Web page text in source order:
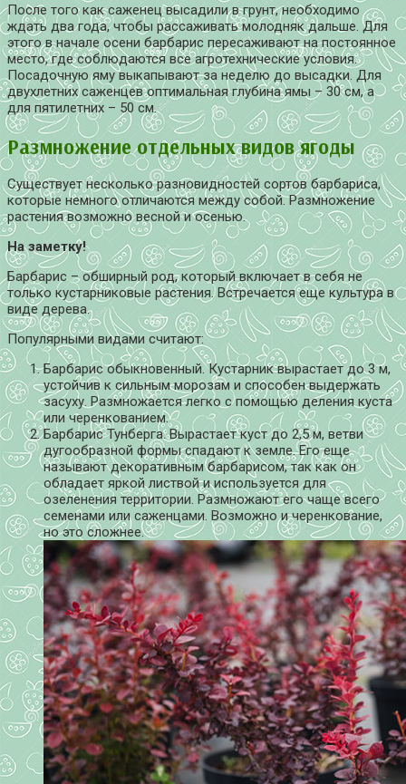
После того как саженец высадили в грунт, необходимо
ждать два года, чтобы рассаживать молодняк дальше. Для
этого в начале осени барбарис пересаживают на постоянное
место, где соблюдаются все агротехнические условия.
Посадочную яму выкапывают за неделю до высадки. Для
двухлетних саженцев оптимальная глубина ямы – 30 см, а
для пятилетних – 50 см.
Размножение отдельных видов ягоды
Существует несколько разновидностей сортов барбариса,
которые немного отличаются между собой. Размножение
растения возможно весной и осенью.
На заметку!
Барбарис – обширный род, который включает в себя не
только кустарниковые растения. Встречается еще культура в
виде дерева.
Популярными видами считают:
Барбарис обыкновенный. Кустарник вырастает до 3 м,
устойчив к сильным морозам и способен выдержать
засуху. Размножается легко с помощью деления куста
или черенкованием.
Барбарис Тунберга. Вырастает куст до 2,5 м, ветви
дугообразной формы спадают к земле. Его еще
называют декоративным барбарисом, так как он
обладает яркой листвой и используется для
озеленения территории. Размножают его чаще всего
семенами или саженцами. Возможно и черенкование,
но это сложнее.